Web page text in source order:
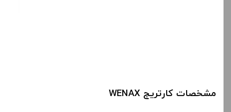
مشخصات کارتریج WENAX